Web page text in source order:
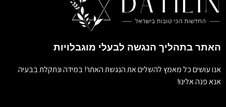
האתר בתהליך הנגשה לבעלי מוגבלויות
אנו עושים כל מאמץ להשלים את הנגשת האתר! במידה ונתקלת בבעיה
אנא פנה אלינו!